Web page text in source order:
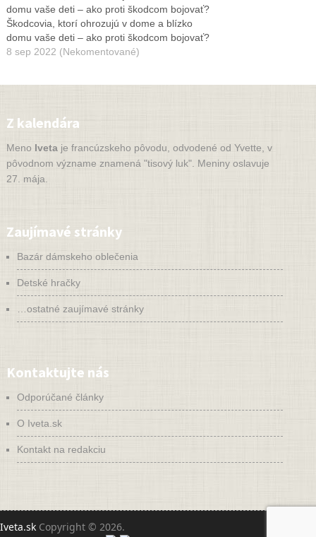
Škodcovia, ktorí ohrozujú v dome a blízko
domu vaše deti – ako proti škodcom bojovať?
8 sep 2022 (Nekomentované)
Z kalendára
Meno Ivetaje francúzskeho pôvodu, odvodené od Yvette, v
pôvodnom význame znamená "tisový luk". Meniny oslavuje
27. mája.
Zaujímavé stránky
Bazár dámskeho oblečenia
Detské hračky
…ostatné zaujímavé stránky
Kontaktujte nás
Odporúčané články
O Iveta.sk
Kontakt na redakciu
Iveta.sk Copyright © 2026.